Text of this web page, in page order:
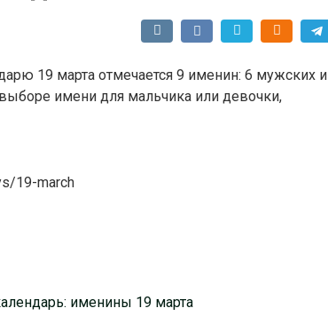
19 марта отмечается 9 именин: 6 мужских и
имени для мальчика или девочки,
19-march
именины 19 марта